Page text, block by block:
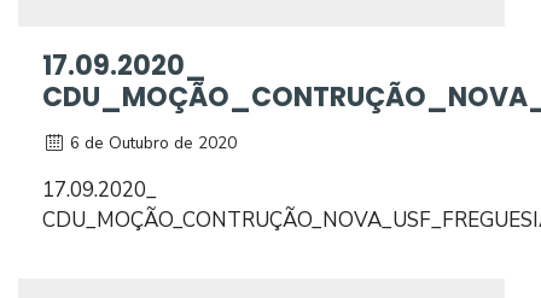
17.09.2020_
6 de Outubro de 2020
17.09.2020_